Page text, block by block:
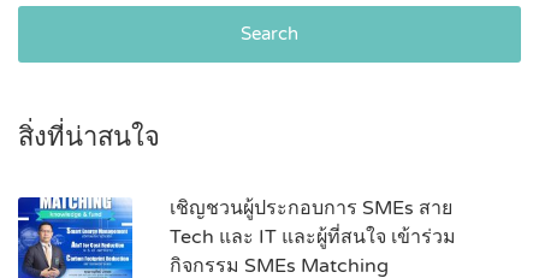
Search
สิ่งที่น่าสนใจ
เชิญชวนผู้ประกอบการ SMEs สาย
Tech และ IT และผู้ที่สนใจ เข้าร่วม
กิจกรรม SMEs Matching